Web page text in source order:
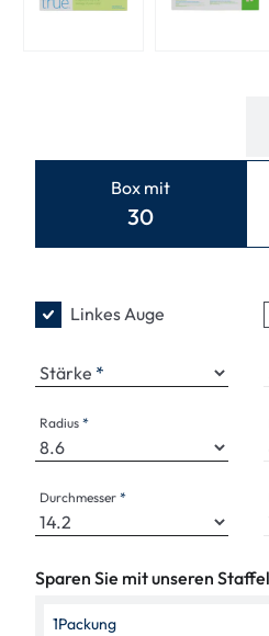
Box mit
30
Linkes Auge
Stärke
Radius
Durchmesser
Sparen Sie mit unseren
1Packung